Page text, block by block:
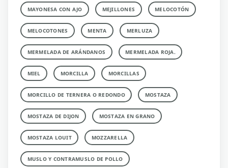
MAYONESA CON AJO MEJILLONES MELOCOTÓN
MELOCOTONES MENTA MERLUZA
MERMELADA DE ARÁNDANOS MERMELADA ROJA.
MIEL MORCILLA MORCILLAS
MORCILLO DE TERNERA O REDONDO MOSTAZA
MOSTAZA DE DIJON MOSTAZA EN GRANO
MOSTAZA LOUIT MOZZARELLA
MUSLO Y CONTRAMUSLO DE POLLO